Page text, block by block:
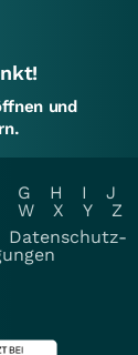
und
G H I
J
W X Y
Z
Datenschutz-